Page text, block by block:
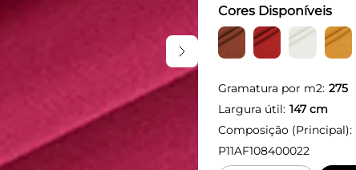
Cores Disponíveis
Gramatura por m2: 275
Largura útil: 147cm
Composição (Principal):
P11AF108400022